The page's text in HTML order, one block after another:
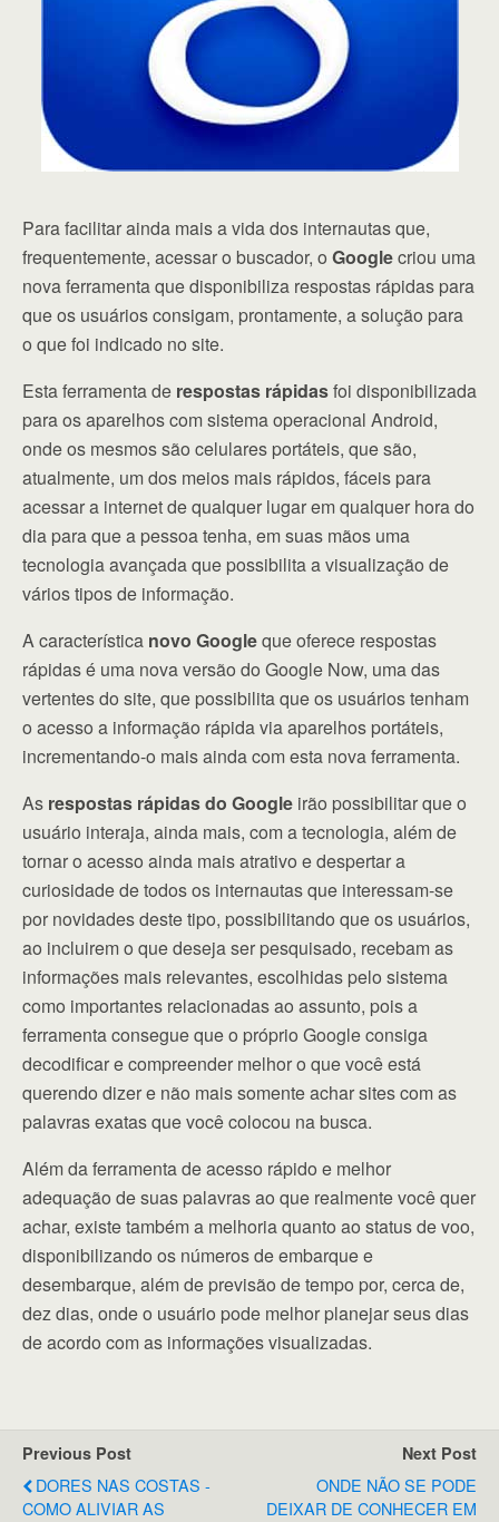
Para facilitar ainda mais a vida dos internautas que,
frequentemente, acessar o buscador, o Googlecriou uma
nova ferramenta que disponibiliza respostas rápidas para
que os usuários consigam, prontamente, a solução para
o que foi indicado no site.
Esta ferramenta de respostas rápidasfoi disponibilizada
para os aparelhos com sistema operacional Android,
onde os mesmos são celulares portáteis, que são,
atualmente, um dos meios mais rápidos, fáceis para
acessar a internet de qualquer lugar em qualquer hora do
dia para que a pessoa tenha, em suas mãos uma
tecnologia avançada que possibilita a visualização de
vários tipos de informação.
A característica novo Googleque oferece respostas
rápidas é uma nova versão do Google Now, uma das
vertentes do site, que possibilita que os usuários tenham
o acesso a informação rápida via aparelhos portáteis,
incrementando-o mais ainda com esta nova ferramenta.
As respostas rápidas do Google irão possibilitar que o
usuário interaja, ainda mais, com a tecnologia, além de
tornar o acesso ainda mais atrativo e despertar a
curiosidade de todos os internautas que interessam-se
por novidades deste tipo, possibilitando que os usuários,
ao incluirem o que deseja ser pesquisado, recebam as
informações mais relevantes, escolhidas pelo sistema
como importantes relacionadas ao assunto, pois a
ferramenta consegue que o próprio Google consiga
decodificar e compreender melhor o que você está
querendo dizer e não mais somente achar sites com as
palavras exatas que você colocou na busca.
Além da ferramenta de acesso rápido e melhor
adequação de suas palavras ao que realmente você quer
achar, existe também a melhoria quanto ao status de voo,
disponibilizando os números de embarque e
desembarque, além de previsão de tempo por, cerca de,
dez dias, onde o usuário pode melhor planejar seus dias
de acordo com as informações visualizadas.
Previous Post
DORES NAS COSTAS -
COMO ALIVIAR AS
Next Post
ONDE NÃO SE PODE
DEIXAR DE CONHECER EM